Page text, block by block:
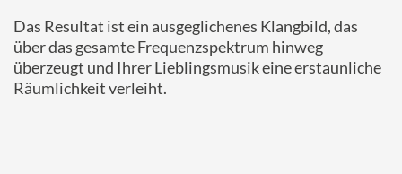
Das Resultat ist ein ausgeglichenes Klangbild, das
über das gesamte Frequenzspektrum hinweg
überzeugt und Ihrer Lieblingsmusik eine erstaunliche
Räumlichkeit verleiht.